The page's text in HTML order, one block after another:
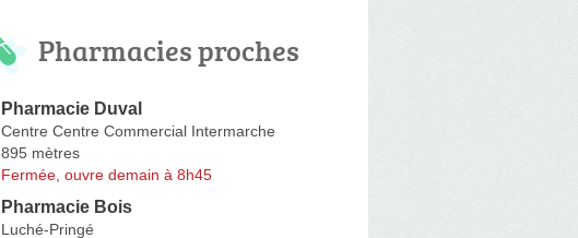
Pharmacies proches
Pharmacie Duval
Centre Centre Commercial Intermarche
895 mètres
Fermée, ouvre demain à 8h45
Pharmacie Bois
Luché-Pringé